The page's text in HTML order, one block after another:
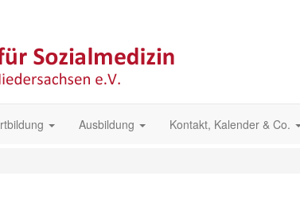
Ausbildung Kontakt, Kalender & Co.